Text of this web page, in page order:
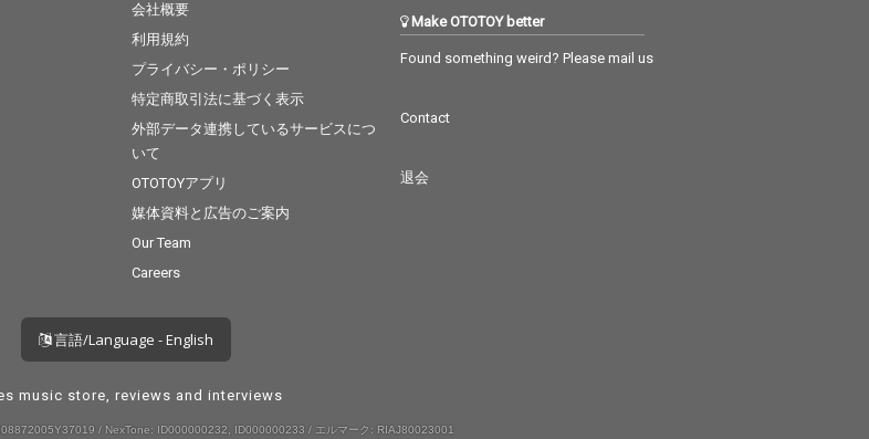
会社概要
利用規約
プライバシー・ポリシー
特定商取引法に基づく表示
外部データ連携しているサービスにつ
いて
OTOTOYアプリ
媒体資料と広告のご案内
Our Team
Careers
Make OTOTOY better
Found something weird? Please mail us
Contact
退会
言語/Language - English
music store, reviews and interviews
/ NexTone: ID000000232, ID000000233 / エルマーク: RIAJ80023001